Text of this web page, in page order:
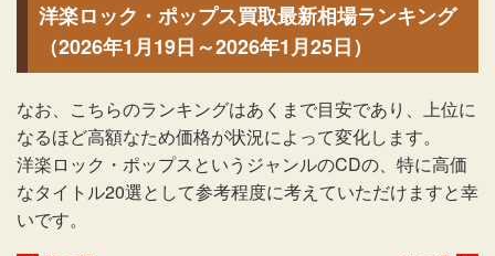
洋楽ロック・ポップス買取最新相場ランキング
（2026年1月19日～2026年1月25日）
なお、こちらのランキングはあくまで目安であり、上位に
なるほど高額なため価格が状況によって変化します。
洋楽ロック・ポップスというジャンルのCDの、特に高価
なタイトル20選として参考程度に考えていただけますと幸
いです。